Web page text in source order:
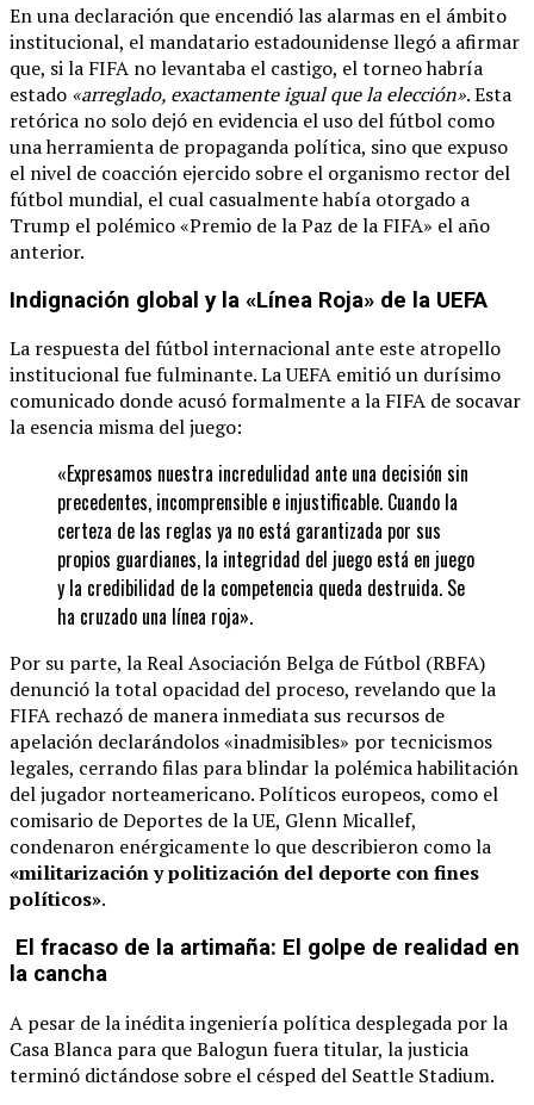
En una declaración que encendió las alarmas en el ámbito
institucional, el mandatario estadounidense llegó a afirmar
que, si la FIFA no levantaba el castigo, el torneo habría
estado «arreglado, exactamente igual que la elección». Esta
retórica no solo dejó en evidencia el uso del fútbol como
una herramienta de propaganda política, sino que expuso
el nivel de coacción ejercido sobre el organismo rector del
fútbol mundial, el cual casualmente había otorgado a
Trump el polémico «Premio de la Paz de la FIFA» el año
anterior.
Indignación global y la «Línea Roja» de la UEFA
La respuesta del fútbol internacional ante este atropello
institucional fue fulminante. La UEFA emitió un durísimo
comunicado donde acusó formalmente a la FIFA de socavar
la esencia misma del juego:
«Expresamos nuestra incredulidad ante una decisión sin
precedentes, incomprensible e injustificable. Cuando la
certeza de las reglas ya no está garantizada por sus
propios guardianes, la integridad del juego está en juego
y la credibilidad de la competencia queda destruida. Se
ha cruzado una línea roja».
Por su parte, la Real Asociación Belga de Fútbol (RBFA)
denunció la total opacidad del proceso, revelando que la
FIFA rechazó de manera inmediata sus recursos de
apelación declarándolos «inadmisibles» por tecnicismos
legales, cerrando filas para blindar la polémica habilitación
del jugador norteamericano. Políticos europeos, como el
comisario de Deportes de la UE, Glenn Micallef,
condenaron enérgicamente lo que describieron como la
«militarización y politización del deporte con fines
políticos».
El fracaso de la artimaña: El golpe de realidad en
la cancha
A pesar de la inédita ingeniería política desplegada por la
Casa Blanca para que Balogun fuera titular, la justicia
terminó dictándose sobre el césped del Seattle Stadium.